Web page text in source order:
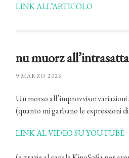
LINK ALL’ARTICOLO
nu muorz all’intrasatta
9 MARZO 2026
Un morso all’improvviso:
(quanto mi garbano le espressioni
LINK AL VIDEO SU YOUTUBE